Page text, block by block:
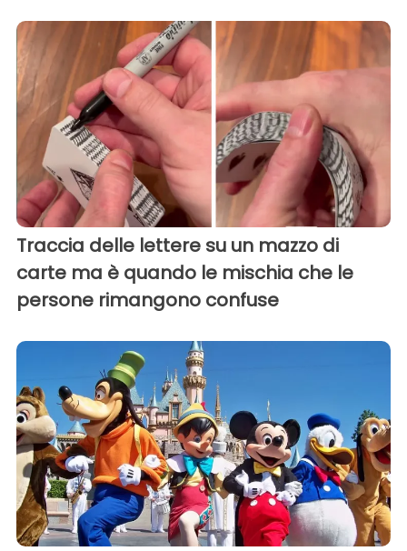
Traccia delle lettere su un mazzo di
carte ma è quando le mischia che le
persone rimangono confuse